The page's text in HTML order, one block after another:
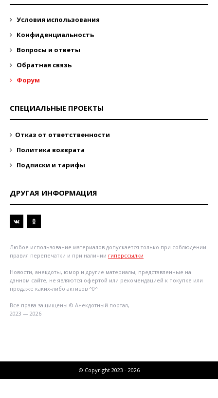
Условия использования
Конфиденциальность
Вопросы и ответы
Обратная связь
Форум
СПЕЦИАЛЬНЫЕ ПРОЕКТЫ
Отказ от ответственности
Политика возврата
Подписки и тарифы
ДРУГАЯ ИНФОРМАЦИЯ
Любое использование материалов допускается только при соблюдении
правил перепечатки и при наличии гиперссылки
Новости, анекдоты, юмор и другие материалы, представленные на
данном сайте, не являются офертой или рекомендацией к покупке или
продаже каких-либо активов ^0^
Все права защищены © Анекдотный портал,
2023 — 2026
© Copyright 2023 - 2026